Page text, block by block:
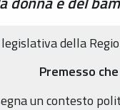
legislativa della
Premesso che
un contesto